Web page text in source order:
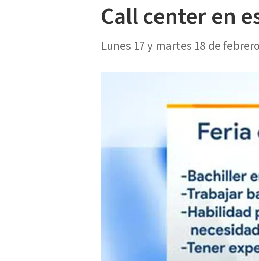
Call center en
Lunes 17 y martes 18 de